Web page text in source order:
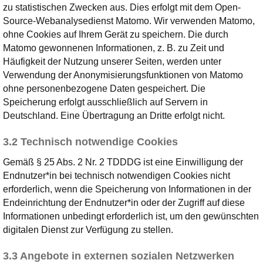
zu statistischen Zwecken aus. Dies erfolgt mit dem Open-
Source-Webanalysedienst Matomo. Wir verwenden Matomo,
ohne Cookies auf Ihrem Gerät zu speichern. Die durch
Matomo gewonnenen Informationen, z. B. zu Zeit und
Häufigkeit der Nutzung unserer Seiten, werden unter
Verwendung der Anonymisierungsfunktionen von Matomo
ohne personenbezogene Daten gespeichert. Die
Speicherung erfolgt ausschließlich auf Servern in
Deutschland. Eine Übertragung an Dritte erfolgt nicht.
3.2 Technisch notwendige Cookies
Gemäß § 25 Abs. 2 Nr. 2 TDDDG ist eine Einwilligung der
Endnutzer*in bei technisch notwendigen Cookies nicht
erforderlich, wenn die Speicherung von Informationen in der
Endeinrichtung der Endnutzer*in oder der Zugriff auf diese
Informationen unbedingt erforderlich ist, um den gewünschten
digitalen Dienst zur Verfügung zu stellen.
3.3 Angebote in externen sozialen Netzwerken